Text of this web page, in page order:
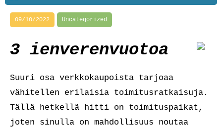
09/10/2022 Uncategorized
3 ienverenvuotoa
Suuri osa verkkokaupoista tarjoaa
vähitellen erilaisia toimitusratkaisuja.
Tällä hetkellä hitti on toimituspaikat,
joten sinulla on mahdollisuus noutaa